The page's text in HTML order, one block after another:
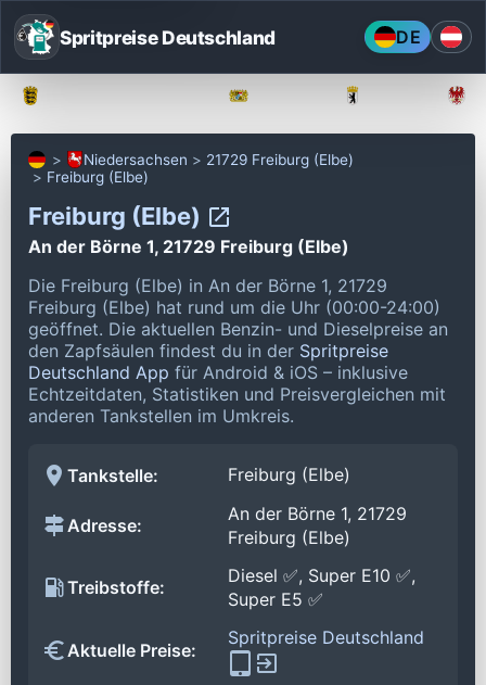
Spritpreise Deutschland DE
Niedersachsen
21729 Freiburg (Elbe)
Freiburg (Elbe)
Freiburg (Elbe)
An der Börne 1, 21729 Freiburg (Elbe)
Die Freiburg (Elbe) in An der Börne 1, 21729
Freiburg (Elbe) hat rund um die Uhr (00:00-24:00)
geöffnet. Die aktuellen Benzin- und Dieselpreise an
den Zapfsäulen findest du in der Spritpreise
Deutschland App für Android & iOS – inklusive
Echtzeitdaten, Statistiken und Preisvergleichen mit
anderen Tankstellen im Umkreis.
Tankstelle: Freiburg (Elbe)
Adresse:
An der Börne 1, 21729
Freiburg (Elbe)
Treibstoffe:
Diesel ✅, Super E10 ✅,
Super E5 ✅
Aktuelle Preise:
Spritpreise Deutschland